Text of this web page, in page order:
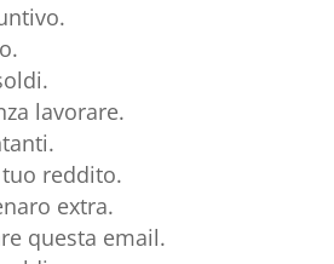
lavorare.
reddito.
extra.
questa email.